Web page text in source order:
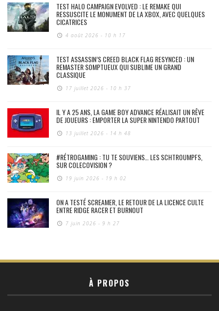
TEST HALO CAMPAIGN EVOLVED : LE REMAKE QUI
RESSUSCITE LE MONUMENT DE LA XBOX, AVEC QUELQUES
CICATRICES
4 août 2026 - 10 h 17
TEST ASSASSIN’S CREED BLACK FLAG RESYNCED : UN
REMASTER SOMPTUEUX QUI SUBLIME UN GRAND
CLASSIQUE
17 juillet 2026 - 10 h 37
IL Y A 25 ANS, LA GAME BOY ADVANCE RÉALISAIT UN RÊVE
DE JOUEURS : EMPORTER LA SUPER NINTENDO PARTOUT
13 juillet 2026 - 14 h 48
#RÉTROGAMING : TU TE SOUVIENS… LES SCHTROUMPFS,
SUR COLECOVISION ?
19 juin 2026 - 19 h 02
ON A TESTÉ SCREAMER, LE RETOUR DE LA LICENCE CULTE
ENTRE RIDGE RACER ET BURNOUT
7 juin 2026 - 9 h 27
À PROPOS